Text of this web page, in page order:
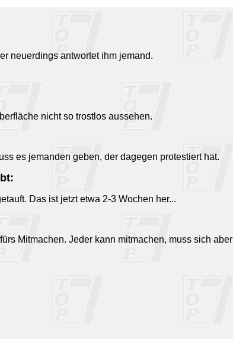
neuerdings antwortet ihm jemand.
nicht so trostlos aussehen.
es jemanden geben, der dagegen protestiert hat.
Das ist jetzt etwa 2-3 Wochen her...
Mitmachen. Jeder kann mitmachen, muss sich aber